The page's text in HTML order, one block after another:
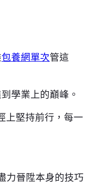
包養網單次管這
到學業上的巔峰。
上堅持前行，每一
力晉陞本身的技巧